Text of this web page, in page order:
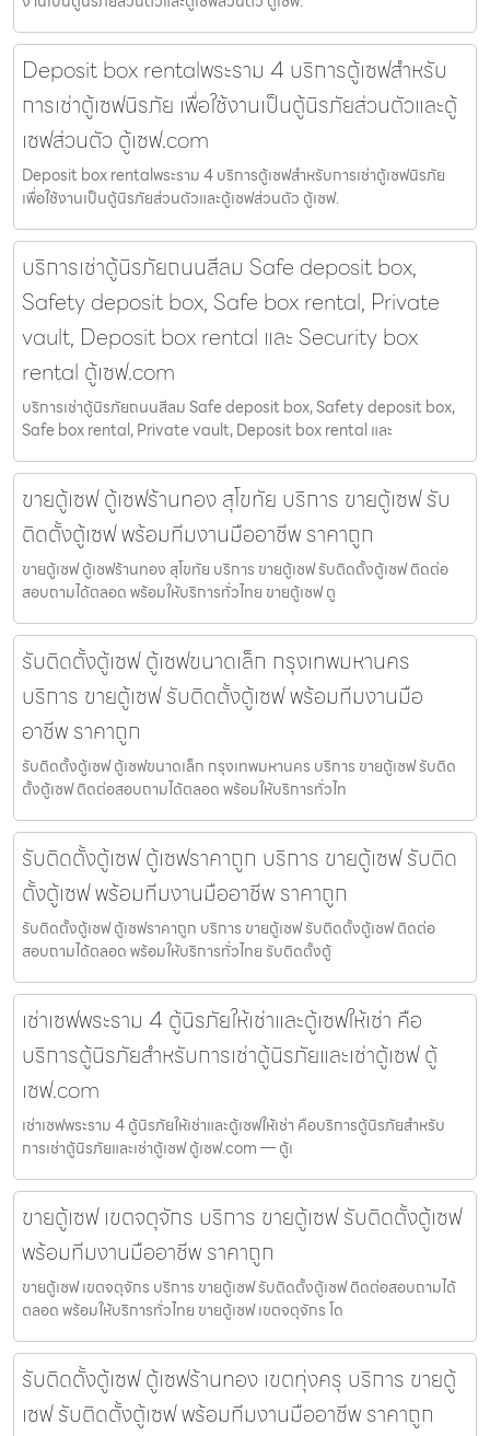
Deposit box rentalพระราม 4 บริการตู้เซฟสำหรับ
การเช่าตู้เซฟนิรภัย เพื่อใช้งานเป็นตู้นิรภัยส่วนตัวและตู้
เซฟส่วนตัว ตู้เซฟ.com
Deposit box rentalพระราม 4 บริการตู้เซฟสำหรับการเช่าตู้เซฟนิรภัย
เพื่อใช้งานเป็นตู้นิรภัยส่วนตัวและตู้เซฟส่วนตัว ตู้เซฟ.
บริการเช่าตู้นิรภัยถนนสีลม Safe deposit box,
Safety deposit box, Safe box rental, Private
vault, Deposit box rental และ Security box
rental ตู้เซฟ.com
บริการเช่าตู้นิรภัยถนนสีลม Safe deposit box, Safety deposit box,
Safe box rental, Private vault, Deposit box rental และ
ขายตู้เซฟ ตู้เซฟร้านทอง สุโขทัย บริการ ขายตู้เซฟ รับ
ติดตั้งตู้เซฟ พร้อมทีมงานมืออาชีพ ราคาถูก
ขายตู้เซฟ ตู้เซฟร้านทอง สุโขทัย บริการ ขายตู้เซฟ รับติดตั้งตู้เซฟ ติดต่อ
สอบถามได้ตลอด พร้อมให้บริการทั่วไทย ขายตู้เซฟ ตู
รับติดตั้งตู้เซฟ ตู้เซฟขนาดเล็ก กรุงเทพมหานคร
บริการ ขายตู้เซฟ รับติดตั้งตู้เซฟ พร้อมทีมงานมือ
อาชีพ ราคาถูก
รับติดตั้งตู้เซฟ ตู้เซฟขนาดเล็ก กรุงเทพมหานคร บริการ ขายตู้เซฟ รับติด
ตั้งตู้เซฟ ติดต่อสอบถามได้ตลอด พร้อมให้บริการทั่วไท
รับติดตั้งตู้เซฟ ตู้เซฟราคาถูก บริการ ขายตู้เซฟ รับติด
ตั้งตู้เซฟ พร้อมทีมงานมืออาชีพ ราคาถูก
รับติดตั้งตู้เซฟ ตู้เซฟราคาถูก บริการ ขายตู้เซฟ รับติดตั้งตู้เซฟ ติดต่อ
สอบถามได้ตลอด พร้อมให้บริการทั่วไทย รับติดตั้งตู้
เช่าเซฟพระราม 4 ตู้นิรภัยให้เช่าและตู้เซฟให้เช่า คือ
บริการตู้นิรภัยสำหรับการเช่าตู้นิรภัยและเช่าตู้เซฟ ตู้
เซฟ.com
เช่าเซฟพระราม 4 ตู้นิรภัยให้เช่าและตู้เซฟให้เช่า คือบริการตู้นิรภัยสำหรับ
การเช่าตู้นิรภัยและเช่าตู้เซฟ ตู้เซฟ.com — ตู้เ
ขายตู้เซฟ เขตจตุจักร บริการ ขายตู้เซฟ รับติดตั้งตู้เซฟ
พร้อมทีมงานมืออาชีพ ราคาถูก
ขายตู้เซฟ เขตจตุจักร บริการ ขายตู้เซฟ รับติดตั้งตู้เซฟ ติดต่อสอบถามได้
ตลอด พร้อมให้บริการทั่วไทย ขายตู้เซฟ เขตจตุจักร โด
รับติดตั้งตู้เซฟ ตู้เซฟร้านทอง เขตทุ่งครุ บริการ ขายตู้
เซฟ รับติดตั้งตู้เซฟ พร้อมทีมงานมืออาชีพ ราคาถูก